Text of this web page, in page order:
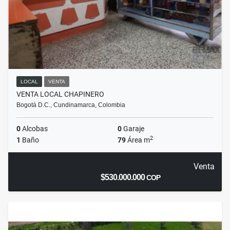
LOCAL VENTA
VENTA LOCAL CHAPINERO
Bogotá D.C., Cundinamarca, Colombia
0Alcobas 0Garaje
1 Baño 79Área m2
Venta
$530.000.000COP